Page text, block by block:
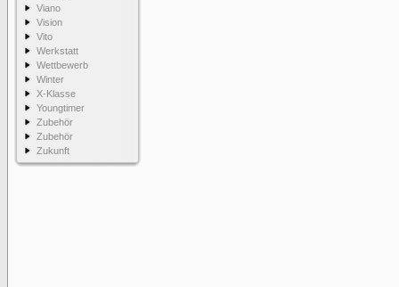
Viano
Vision
Vito
Werkstatt
Wettbewerb
Winter
X-Klasse
Youngtimer
Zubehör
Zubehör
Zukunft